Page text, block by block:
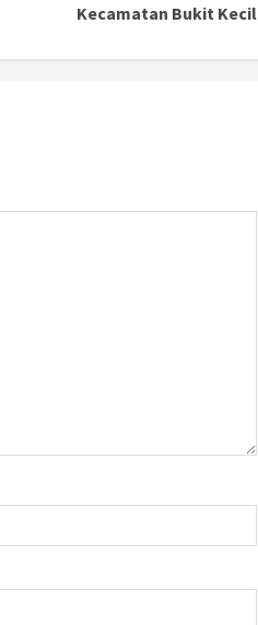
Kecamatan Bukit Kecil